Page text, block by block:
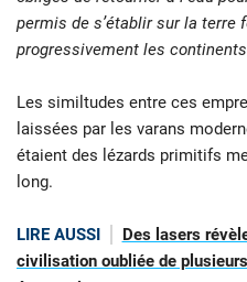
permis de s’établir sur la terre
progressivement les continents
Les similtudes entre ces
laissées par les varans
étaient des lézards primitifs
long.
LIRE AUSSI
Des lasers
civilisation oubliée de